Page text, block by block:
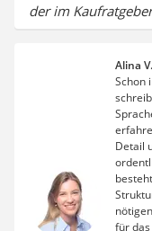
der im
Alina V.
Schon
Detail
für